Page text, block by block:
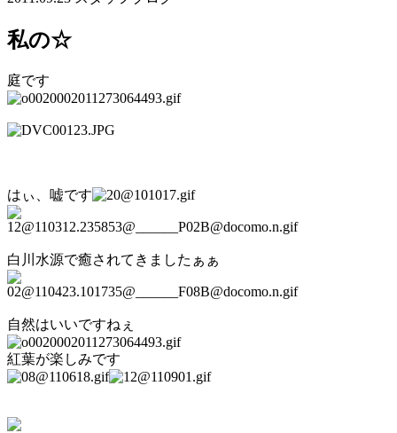
私の☆
庭です
はぃ、嘘です
白川水源で癒されてきましたぁぁ
自然はいいですねぇ
紅葉が楽しみです